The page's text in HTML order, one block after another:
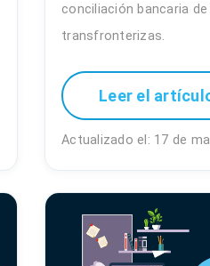
conciliación bancaria
transfronterizas.
Leer el
Actualizado el: 17 de